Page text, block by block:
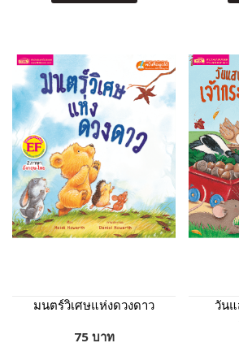
มนตร์วิเศษแห่งดวงดาว
75 บาท
วัน